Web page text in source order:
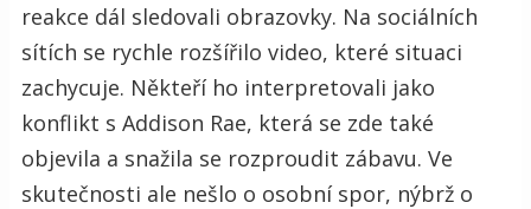
reakce dál sledovali obrazovky. Na sociálních
sítích se rychle rozšířilo video, které situaci
zachycuje. Někteří ho interpretovali jako
konflikt s Addison Rae, která se zde také
objevila a snažila se rozproudit zábavu. Ve
skutečnosti ale nešlo o osobní spor, nýbrž o